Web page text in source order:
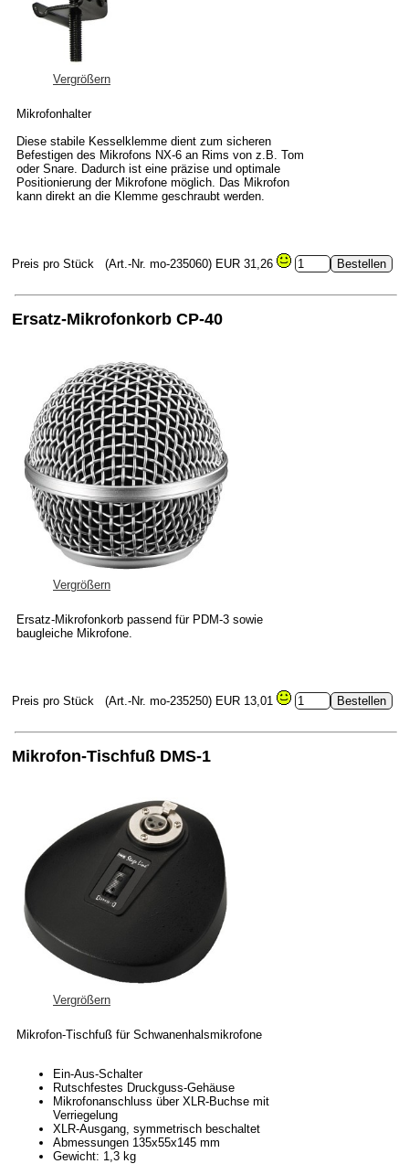
Vergrößern
Mikrofonhalter
Diese stabile Kesselklemme dient zum sicheren
Befestigen des Mikrofons NX-6 an Rims von z.B. Tom
oder Snare. Dadurch ist eine präzise und optimale
Positionierung der Mikrofone möglich. Das Mikrofon
kann direkt an die Klemme geschraubt werden.
Preis pro Stück (Art.-Nr. mo-235060) EUR 31,26
Ersatz-Mikrofonkorb CP-40
Vergrößern
Ersatz-Mikrofonkorb passend für PDM-3 sowie
baugleiche Mikrofone.
Preis pro Stück (Art.-Nr. mo-235250) EUR 13,01
Mikrofon-Tischfuß DMS-1
Vergrößern
Mikrofon-Tischfuß für Schwanenhalsmikrofone
Ein-Aus-Schalter
Rutschfestes Druckguss-Gehäuse
Mikrofonanschluss über XLR-Buchse mit
Verriegelung
XLR-Ausgang, symmetrisch beschaltet
Abmessungen 135x55x145 mm
Gewicht: 1,3 kg